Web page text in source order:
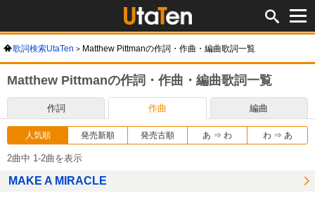
歌詞検索UtaTen Matthew Pittmanの作詞・作曲・編曲歌詞一覧
Matthew Pittmanの作詞・作曲・編曲歌詞一覧
作詞 作曲 編曲
人気順 発売新順 発売古順 あ ⇒ わ わ ⇒ あ
2曲中 1-2曲を表示
MAKE A MIRACLE